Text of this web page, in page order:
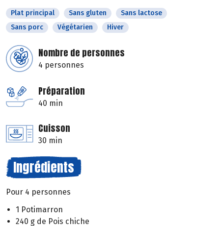
Plat principal Sans gluten
Sans lactose
Sans porc
Végétarien Hiver
Nombre de personnes
4 personnes
Préparation
40 min
Cuisson
30 min
Ingrédients
Pour 4 personnes
1 Potimarron
240 g de Pois chiche